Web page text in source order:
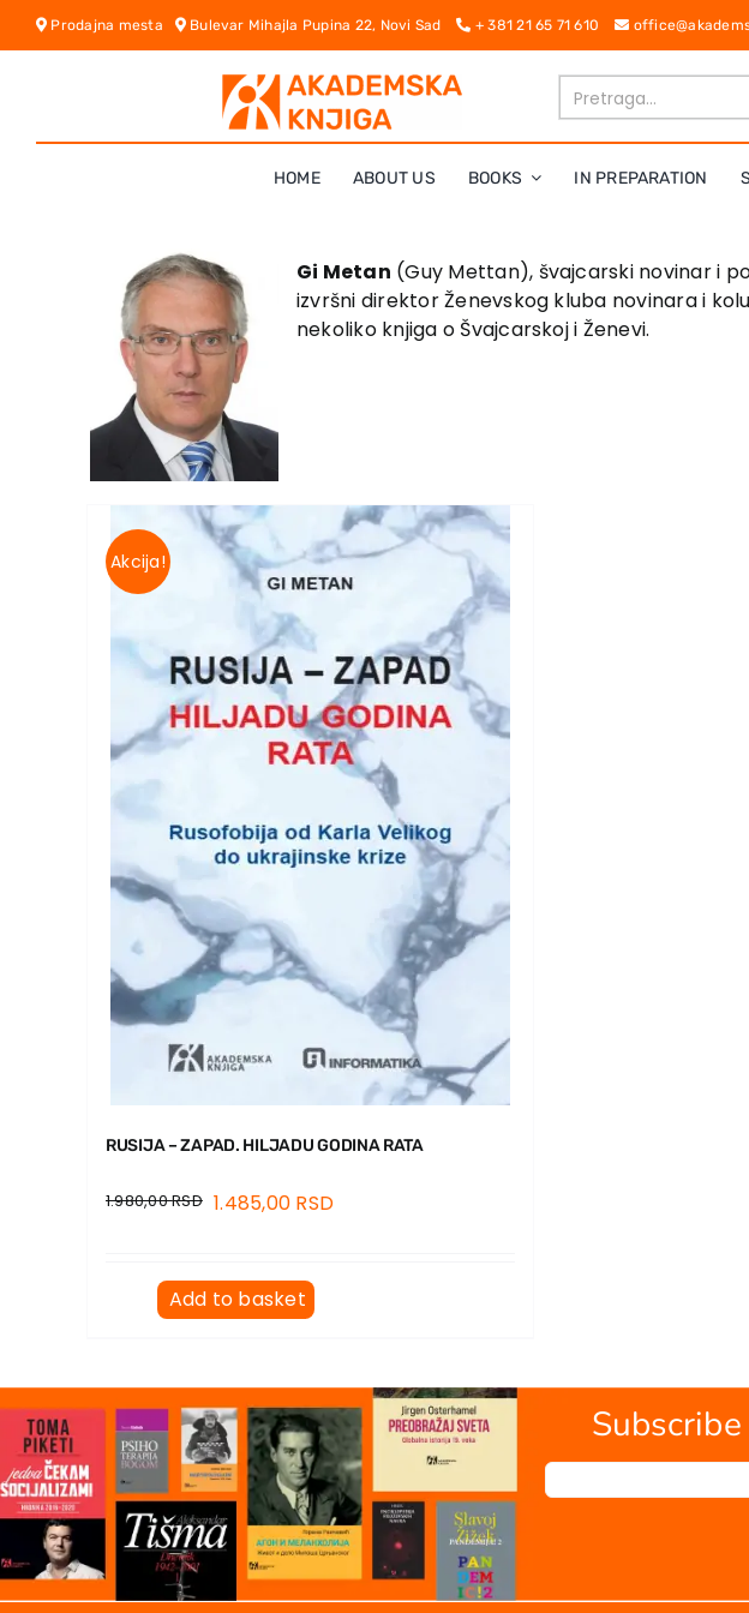
Skip
Prodajna mesta Bulevar Mihajla Pupina 22, Novi Sad + 381 21 65 71 610
HOME ABOUT US BOOKS IN PREPARATION
Gi Metan (Guy Mettan), švajcarski novinar i
izvršni direktor Ženevskog kluba novinara i
nekoliko knjiga o Švajcarskoj i Ženevi.
Akcija!
RUSIJA – ZAPAD. HILJADU GODINA RATA
1.980,00RSD 1.485,00 RSD
Add to basket